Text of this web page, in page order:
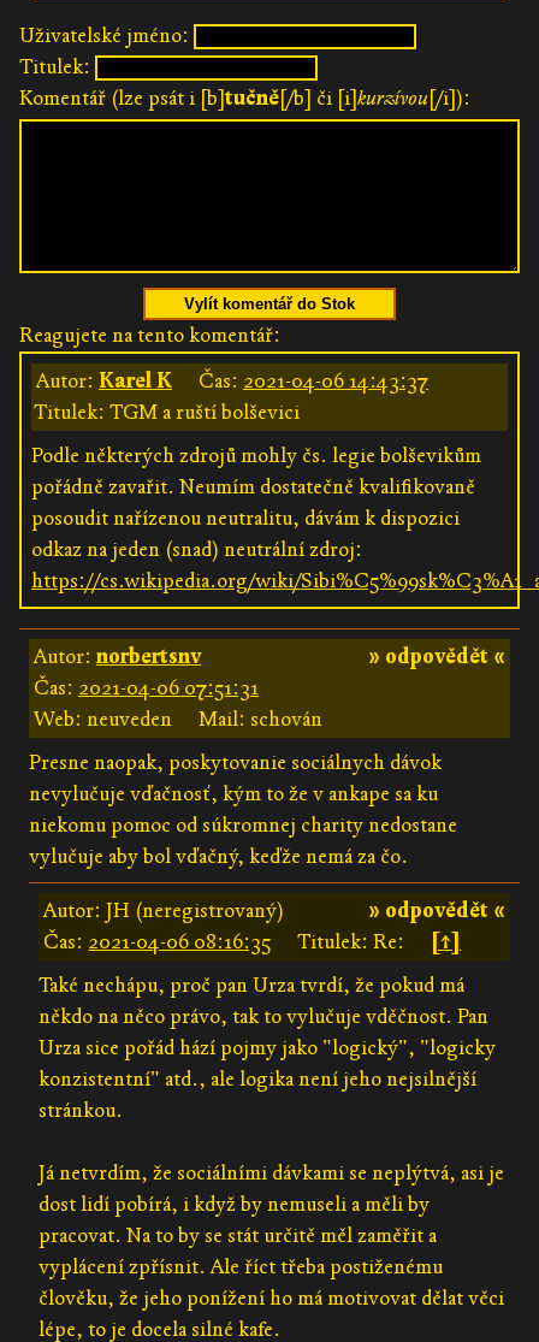
Uživatelské jméno:
Titulek:
Komentář (lze psát i [b]tučně[/b] či [i]kurzívou[/i]):
Vylít komentář do Stok
Reagujete na tento komentář:
Autor: Karel K Čas: 2021-04-06 14:43:37
Titulek: TGM a ruští bolševici
Podle některých zdrojů mohly čs. legie bolševikům
pořádně zavařit. Neumím dostatečně kvalifikovaně
posoudit nařízenou neutralitu, dávám k dispozici
odkaz na jeden (snad) neutrální zdroj:
https://cs.wikipedia.org/wiki/
» odpovědět «
Autor:norbertsnv
Čas: 2021-04-06 07:51:31
Web: neuveden
Mail: schován
Presne naopak, poskytovanie sociálnych dávok
nevylučuje vďačnosť, kým to že v ankape sa ku
niekomu pomoc od súkromnej charity nedostane
vylučuje aby bol vďačný, keďže nemá za čo.
» odpovědět «
Autor: JH (neregistrovaný)
Čas: 2021-04-06 08:16:35 Titulek: Re:
[↑]
Také nechápu, proč pan Urza tvrdí, že pokud má
někdo na něco právo, tak to vylučuje vděčnost. Pan
Urza sice pořád hází pojmy jako "logický", "logicky
konzistentní" atd., ale logika není jeho nejsilnější
stránkou.
Já netvrdím, že sociálními dávkami se neplýtvá, asi je
dost lidí pobírá, i když by nemuseli a měli by
pracovat. Na to by se stát určitě měl zaměřit a
vyplácení zpřísnit. Ale říct třeba postiženému
člověku, že jeho ponížení ho má motivovat dělat věci
lépe, to je docela silné kafe.